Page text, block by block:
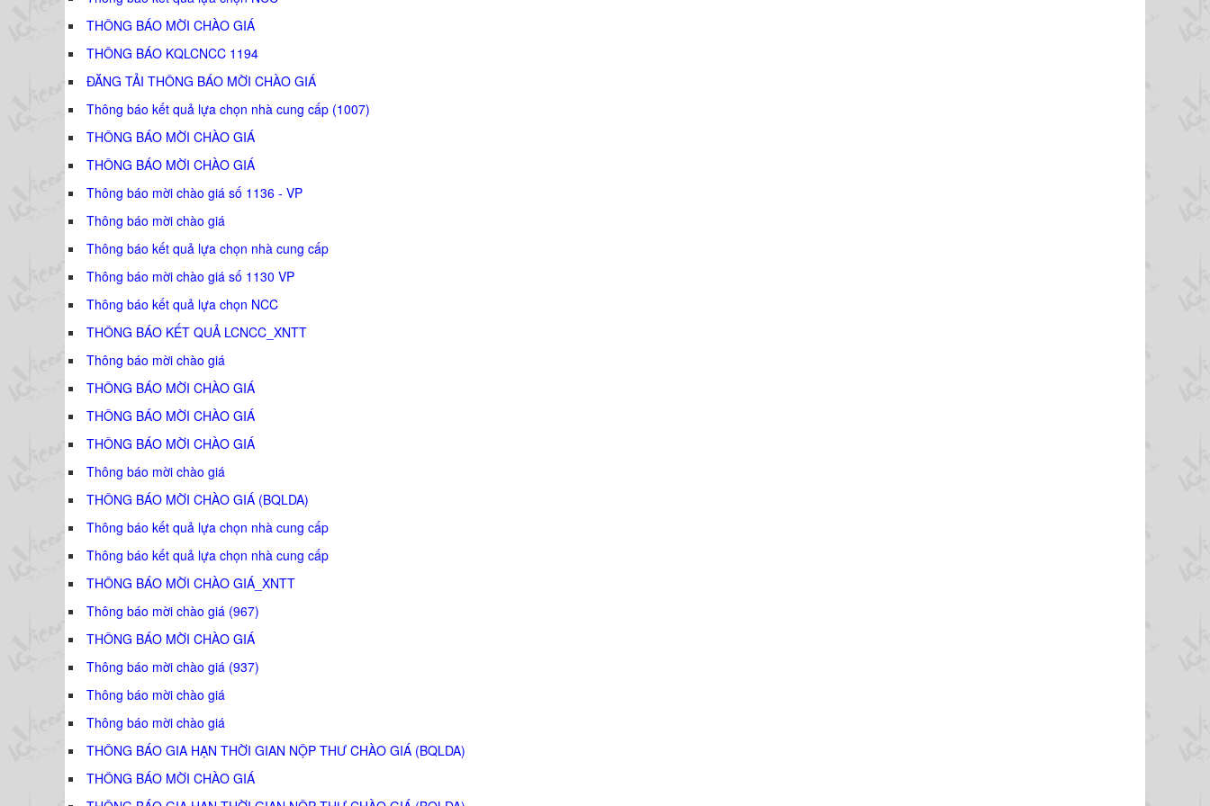
THÔNG BÁO MỜI CHÀO GIÁ
THÔNG BÁO KQLCNCC 1194
ĐĂNG TẢI THÔNG BÁO MỜI CHÀO GIÁ
Thông báo kết quả lựa chọn nhà cung cấp (1007)
THÔNG BÁO MỜI CHÀO GIÁ
THÔNG BÁO MỜI CHÀO GIÁ
Thông báo mời chào giá số 1136 - VP
Thông báo mời chào giá
Thông báo kết quả lựa chọn nhà cung cấp
Thông báo mời chào giá số 1130 VP
Thông báo kết quả lựa chọn NCC
THÔNG BÁO KẾT QUẢ LCNCC_XNTT
Thông báo mời chào giá
THÔNG BÁO MỜI CHÀO GIÁ
THÔNG BÁO MỜI CHÀO GIÁ
THÔNG BÁO MỜI CHÀO GIÁ
Thông báo mời chào giá
THÔNG BÁO MỜI CHÀO GIÁ (BQLDA)
Thông báo kết quả lựa chọn nhà cung cấp
Thông báo kết quả lựa chọn nhà cung cấp
THÔNG BÁO MỜI CHÀO GIÁ_XNTT
Thông báo mời chào giá (967)
THÔNG BÁO MỜI CHÀO GIÁ
Thông báo mời chào giá (937)
Thông báo mời chào giá
Thông báo mời chào giá
THÔNG BÁO GIA HẠN THỜI GIAN NỘP THƯ CHÀO GIÁ (BQLDA)
THÔNG BÁO MỜI CHÀO GIÁ